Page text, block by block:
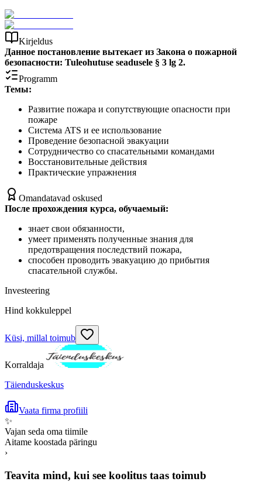
Kirjeldus
Данное постановление вытекает из Закона о пожарной
безопасности: Tuleohutuse seadusele § 3 lg 2.
Programm
Темы:
Развитие пожара и сопутствующие опасности при
пожаре
Система ATS и ее использование
Проведение безопасной эвакуации
Сотрудничество со спасательными командами
Восстановительные действия
Практические упражнения
Omandatavad oskused
После прохождения курса, обучаемый:
знает свои обязанности,
умеет применять полученные знания для
предотвращения последствий пожара,
способен проводить эвакуацию до прибытия
спасательной службы.
Investeering
Hind kokkuleppel
Küsi, millal toimub
Korraldaja
Täienduskeskus
Vaata firma profiili
✨
Vajan seda oma tiimile
Aitame koostada päringu
›
Teavita mind, kui see koolitus taas toimub